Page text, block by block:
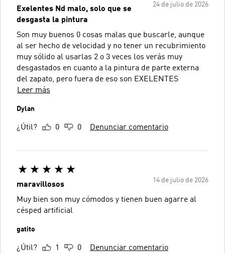
24 de julio de 2026
Exelentes Nd malo, solo que se
desgasta la pintura
Son muy buenos 0 cosas malas que buscarle, aunque
al ser hecho de velocidad y no tener un recubrimiento
muy sólido al usarlas 2 o 3 veces los verás muy
desgastados en cuanto a la pintura de parte externa
del zapato, pero fuera de eso son EXELENTES
Leer más
Dylan
¿Útil? 0 0 Denunciar comentario
14 de julio de 2026
maravillosos
Muy bien son muy cómodos y tienen buen agarre al
césped artificial
gatito
¿Útil? 1 0 Denunciar comentario